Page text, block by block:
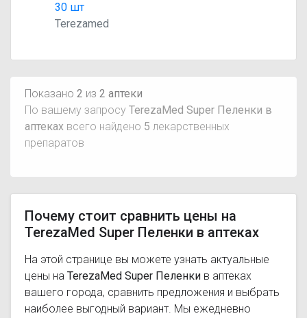
30 шт
Terezamed
Показано 2 из 2 аптеки
По вашему запросу TerezaMed Super Пеленки в
аптеках всего найдено 5 лекарственных
препаратов
Почему стоит сравнить цены на
TerezaMed Super Пеленки в аптеках
На этой странице вы можете узнать актуальные
цены на TerezaMed Super Пеленки в аптеках
вашего города, сравнить предложения и выбрать
наиболее выгодный вариант. Мы ежедневно